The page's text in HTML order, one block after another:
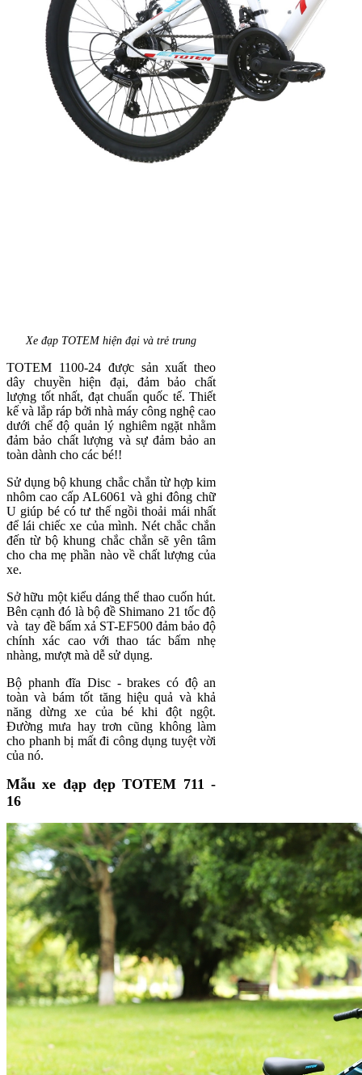
Xe đạp TOTEM hiện đại và trẻ trung
TOTEM 1100-24 được sản xuất theo
dây chuyền hiện đại, đảm bảo chất
lượng tốt nhất, đạt chuẩn quốc tế. Thiết
kế và lắp ráp bởi nhà máy công nghệ cao
dưới chế độ quản lý nghiêm ngặt nhằm
đảm bảo chất lượng và sự đảm bảo an
toàn dành cho các bé!!
Sử dụng bộ khung chắc chắn từ hợp kim
nhôm cao cấp AL6061 và ghi đông chữ
U giúp bé có tư thế ngồi thoải mái nhất
để lái chiếc xe của mình. Nét chắc chắn
đến từ bộ khung chắc chắn sẽ yên tâm
cho cha mẹ phần nào về chất lượng của
xe.
Sở hữu một kiểu dáng thể thao cuốn hút.
Bên cạnh đó là bộ đề Shimano 21 tốc độ
và tay đề bấm xả ST-EF500 đảm bảo độ
chính xác cao với thao tác bấm nhẹ
nhàng, mượt mà dễ sử dụng.
Bộ phanh đĩa Disc - brakes có độ an
toàn và bám tốt tăng hiệu quả và khả
năng dừng xe của bé khi đột ngột.
Đường mưa hay trơn cũng không làm
cho phanh bị mất đi công dụng tuyệt vời
của nó.
Mẫu xe đạp đẹp TOTEM 711 -
16